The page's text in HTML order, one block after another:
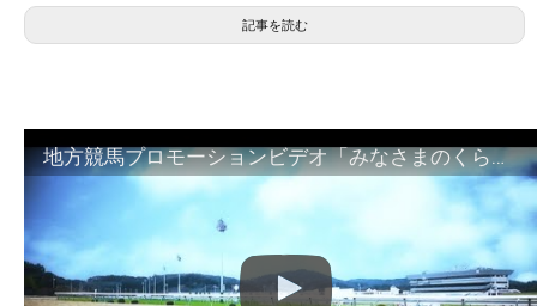
記事を読む
地方競馬プロモーションビデオ「みなさまのくらしのために」30秒篇｜NAR公式